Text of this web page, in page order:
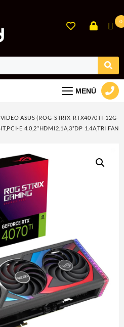
0
MENÚ
VIDEO ASUS (ROG-STRIX-RTX4070TI-12G-
E 4.0,2*HDMI2.1A,3*DP 1.4A,TRI FAN